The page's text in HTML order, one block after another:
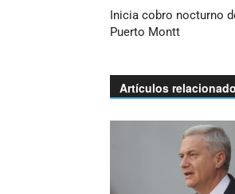
Inicia cobro nocturno
Puerto Montt
Artículos